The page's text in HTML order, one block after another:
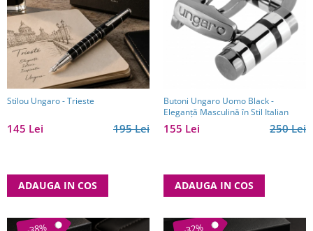
Stilou Ungaro - Trieste
195 Lei
145 Lei
ADAUGA IN COS
Butoni Ungaro Uomo Black -
Eleganță Masculină în Stil Italian
250 Lei
155 Lei
ADAUGA IN COS